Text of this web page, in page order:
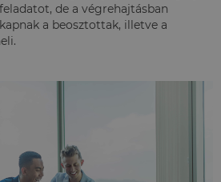
de a végrehajtásban
a beosztottak, illetve a